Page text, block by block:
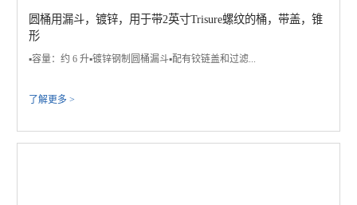
圆桶用漏斗，镀锌，用于带2英寸Trisure螺纹的桶，带盖，锥
形
▪️容量：约 6 升▪️镀锌钢制圆桶漏斗​▪️配有铰链盖和过滤...
了解更多 >